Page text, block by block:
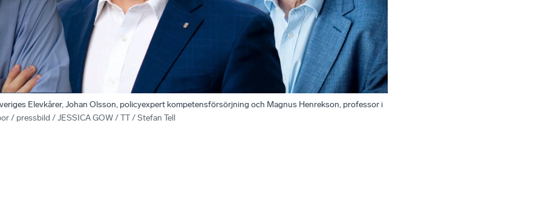
Elevkårer, Johan Olsson, policyexpert kompetensförsörjning och Magnus Henrekson, professor i
/ pressbild / JESSICA GOW / TT / Stefan Tell